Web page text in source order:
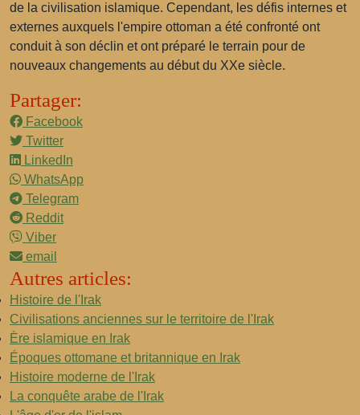
de la civilisation islamique. Cependant, les défis internes et
externes auxquels l'empire ottoman a été confronté ont
conduit à son déclin et ont préparé le terrain pour de
nouveaux changements au début du XXe siècle.
Partager:
Facebook
Twitter
LinkedIn
WhatsApp
Telegram
Reddit
Viber
email
Autres articles:
Histoire de l'Irak
Civilisations anciennes sur le territoire de l'Irak
Ère islamique en Irak
Époques ottomane et britannique en Irak
Histoire moderne de l'Irak
La conquête arabe de l'Irak